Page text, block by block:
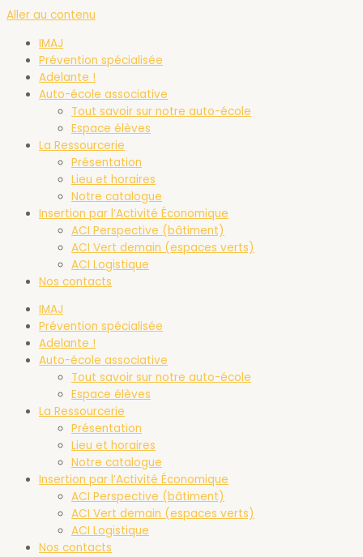
Aller au contenu
IMAJ
Prévention spécialisée
Adelante !
Auto-école associative
Tout savoir sur notre auto-école
Espace élèves
La Ressourcerie
Présentation
Lieu et horaires
Notre catalogue
Insertion par l’Activité Économique
ACI Perspective (bâtiment)
ACI Vert demain (espaces verts)
ACI Logistique
Nos contacts
IMAJ
Prévention spécialisée
Adelante !
Auto-école associative
Tout savoir sur notre auto-école
Espace élèves
La Ressourcerie
Présentation
Lieu et horaires
Notre catalogue
Insertion par l’Activité Économique
ACI Perspective (bâtiment)
ACI Vert demain (espaces verts)
ACI Logistique
Nos contacts